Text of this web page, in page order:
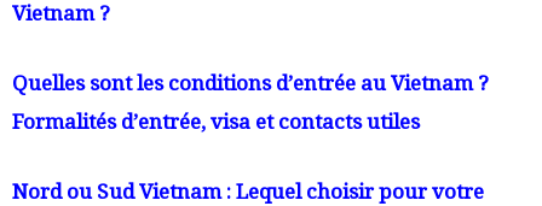
Vietnam ?
Quelles sont les conditions d’entrée au Vietnam ?
Formalités d’entrée, visa et contacts utiles
Nord ou Sud Vietnam : Lequel choisir pour votre